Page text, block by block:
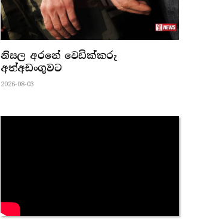
නිසල අරනේ වෙඩික්කරු
අත්අඩංගුවට
2026-08-03